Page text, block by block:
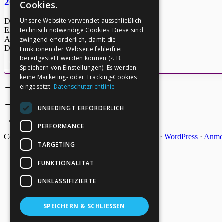
2019-05-17_Quinsey
Dateigröße: 115.47 KB
Erstellt: 27-05-2026
Aktualisiert: 27-05-2026
Downloads: 4
Herunterladen Vorschau
Footer
→
Deine Spende
→
Impressum
→
Kontakt zum PAO Team
Copyright © 2026 ·
· WordPress ·
Cookies.
Unsere Website verwendet ausschließlich
technisch notwendige Cookies. Diese sind
zwingend erforderlich, damit die
Funktionen der Webseite fehlerfrei
bereitgestellt werden können (z. B.
Speichern von Einstellungen). Es werden
keine Marketing- oder Tracking-Cookies
eingesetzt. Datenschutzrichtlinie
UNBEDINGT ERFORDERLICH
PERFORMANCE
TARGETING
FUNKTIONALITÄT
UNKLASSIFIZIERTE
SPEICHERN & SCHLIESSEN